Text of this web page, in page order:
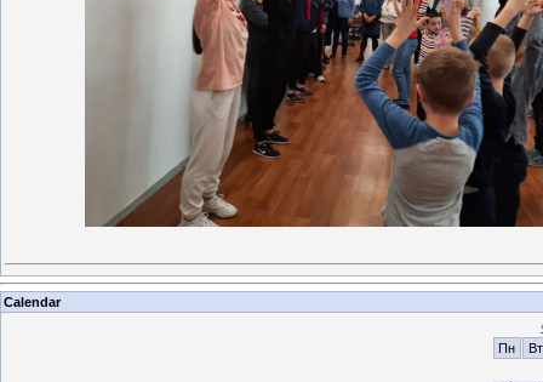
Calendar
Пн
Вт